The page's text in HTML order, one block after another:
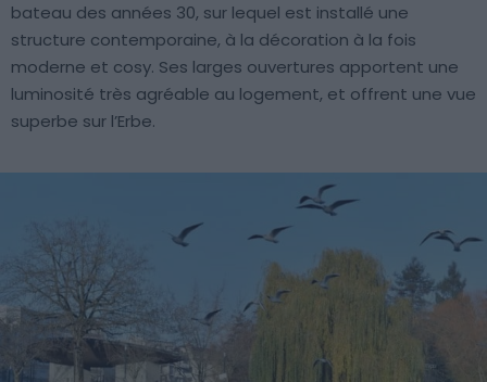
bateau des années 30, sur lequel est installé une
structure contemporaine, à la décoration à la fois
moderne et cosy. Ses larges ouvertures apportent une
luminosité très agréable au logement, et offrent une vue
superbe sur l’Erbe.